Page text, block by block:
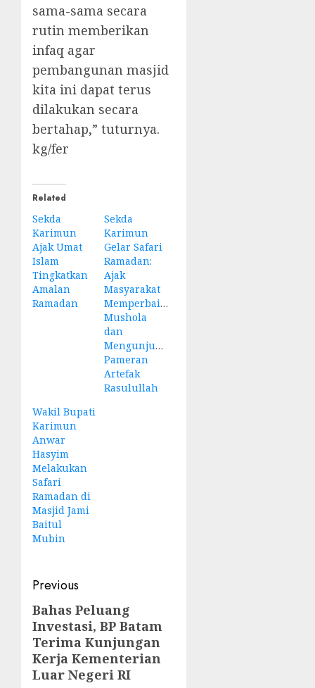
sama-sama secara
rutin memberikan
infaq agar
pembangunan masjid
kita ini dapat terus
dilakukan secara
bertahap,” tuturnya.
kg/fer
Related
Sekda
Karimun
Ajak Umat
Islam
Tingkatkan
Amalan
Ramadan
Sekda
Karimun
Gelar Safari
Ramadan:
Ajak
Masyarakat
Memperbaiki
Mushola
dan
Mengunjungi
Pameran
Artefak
Rasulullah
Wakil Bupati
Karimun
Anwar
Hasyim
Melakukan
Safari
Ramadan di
Masjid Jami
Baitul
Mubin
Post
navigation
Previous
Previous
post:
Bahas Peluang
Investasi, BP Batam
Terima Kunjungan
Kerja Kementerian
Luar Negeri RI